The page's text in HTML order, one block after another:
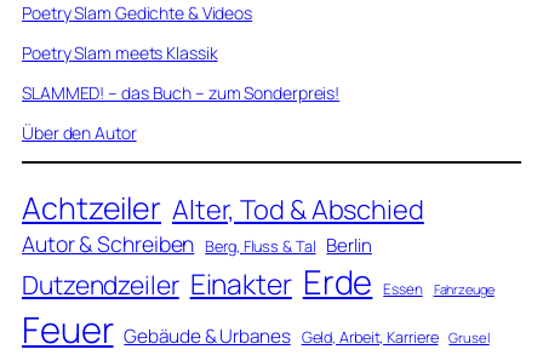
Poetry Slam Gedichte & Videos
Poetry Slam meets Klassik
SLAMMED! – das Buch – zum Sonderpreis!
Über den Autor
Achtzeiler Alter, Tod & Abschied
Autor & Schreiben Berg, Fluss & Tal Berlin
Dutzendzeiler Einakter Erde Essen Fahrzeuge
Feuer Gebäude & Urbanes Geld, Arbeit, Karriere Grusel